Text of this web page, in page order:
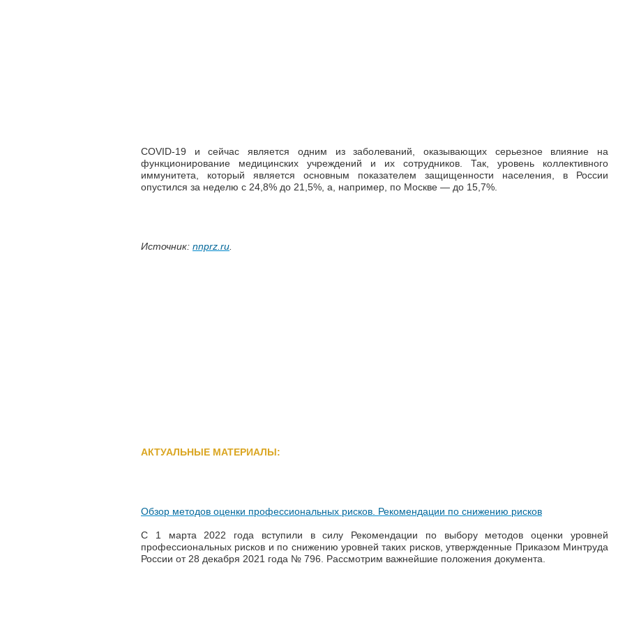
COVID-19 и сейчас является одним из заболеваний, оказывающих серьезное влияние на
функционирование медицинских учреждений и их сотрудников. Так, уровень коллективного
иммунитета, который является основным показателем защищенности населения, в России
опустился за неделю с 24,8% до 21,5%, а, например, по Москве — до 15,7%.
Источник: nnprz.ru.
АКТУАЛЬНЫЕ МАТЕРИАЛЫ:
Обзор методов оценки профессиональных рисков. Рекомендации по снижению рисков
С 1 марта 2022 года вступили в силу Рекомендации по выбору методов оценки уровней
профессиональных рисков и по снижению уровней таких рисков, утвержденные Приказом Минтруда
России от 28 декабря 2021 года № 796. Рассмотрим важнейшие положения документа.